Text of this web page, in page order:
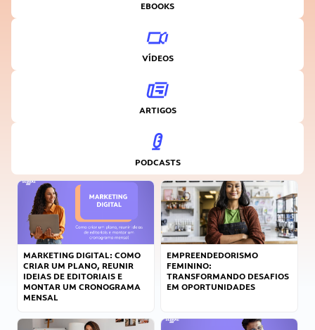
EBOOKS
VÍDEOS
ARTIGOS
PODCASTS
MARKETING DIGITAL: COMO
CRIAR UM PLANO, REUNIR
IDEIAS DE EDITORIAIS E
MONTAR UM CRONOGRAMA
MENSAL
EMPREENDEDORISMO
FEMININO:
TRANSFORMANDO DESAFIOS
EM OPORTUNIDADES